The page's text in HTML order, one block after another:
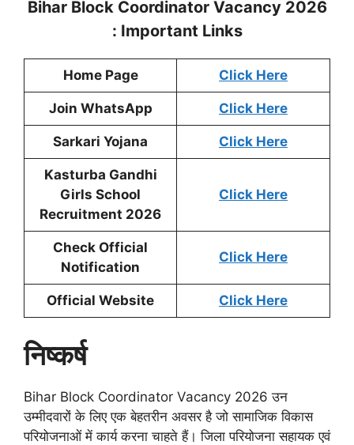
Bihar Block Coordinator Vacancy 2026
: Important Links
Home Page Click Here
Join WhatsApp Click Here
Sarkari Yojana Click Here
Kasturba Gandhi
Girls School
Recruitment 2026
Click Here
Check Official
Notification
Click Here
Official Website Click Here
निष्कर्ष
Bihar Block Coordinator Vacancy 2026 उन
उम्मीदवारों के लिए एक बेहतरीन अवसर है जो सामाजिक विकास
परियोजनाओं में कार्य करना चाहते हैं। जिला परियोजना सहायक एवं